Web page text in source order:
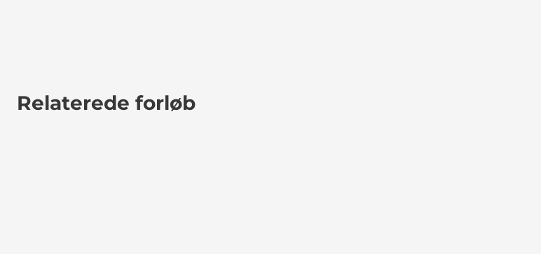
Relaterede forløb